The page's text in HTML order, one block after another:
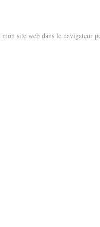
site web dans le navigateur